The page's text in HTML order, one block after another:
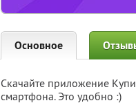
Основное
Скачайте приложение
смартфона. Это удобно :)